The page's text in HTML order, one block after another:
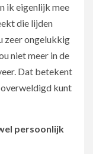
ik eigenlijk mee
die lijden
zeer ongelukkig
niet meer in de
Dat betekent
kunt
persoonlijk